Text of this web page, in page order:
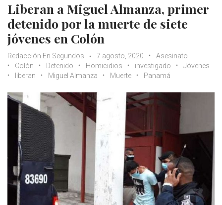
Liberan a Miguel Almanza, primer
detenido por la muerte de siete
jóvenes en Colón
Redacción En Segundos 7 agosto, 2020
Asesinato
Colón
Detenido Homicidios investigado
Jóvenes
liberan
Miguel Almanza Muerte Panamá